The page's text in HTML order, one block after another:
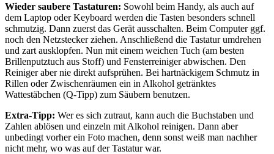
Wieder saubere Tastaturen: Sowohl beim Handy, als auch auf
dem Laptop oder Keyboard werden die Tasten besonders schnell
schmutzig. Dann zuerst das Gerät ausschalten. Beim Computer ggf.
noch den Netzstecker ziehen. Anschließend die Tastatur umdrehen
und zart ausklopfen. Nun mit einem weichen Tuch (am besten
Brillenputztuch aus Stoff) und Fensterreiniger abwischen. Den
Reiniger aber nie direkt aufsprühen. Bei hartnäckigem Schmutz in
Rillen oder Zwischenräumen ein in Alkohol getränktes
Wattestäbchen (Q-Tipp) zum Säubern benutzen.
Extra-Tipp: Wer es sich zutraut, kann auch die Buchstaben und
Zahlen ablösen und einzeln mit Alkohol reinigen. Dann aber
unbedingt vorher ein Foto machen, denn sonst weiß man nachher
nicht mehr, wo was auf der Tastatur war.